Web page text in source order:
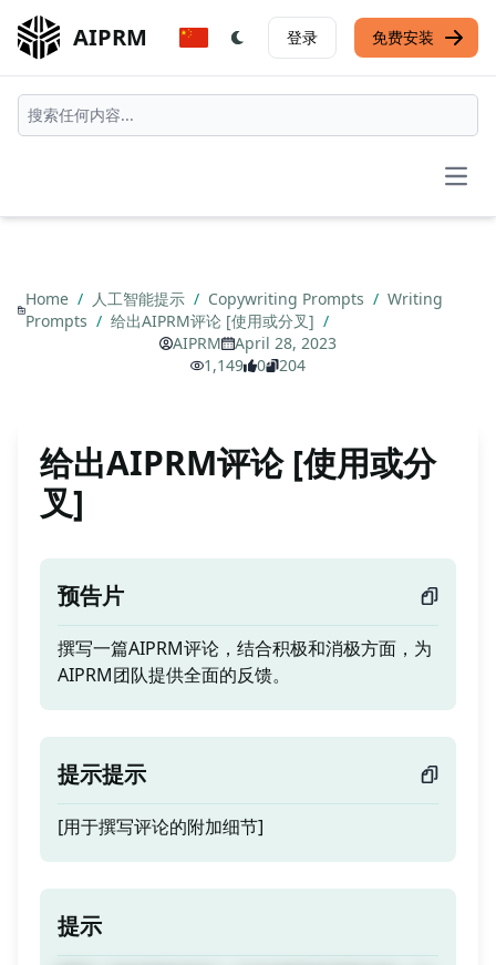
AIPRM 登录 免费安装
Home / 人工智能提示 / Copywriting Prompts / Writing
Prompts / 给出AIPRM评论 [使用或分叉] /
AIPRM
April 28, 2023
1,149
0 204
给出AIPRM评论 [使用或分
叉]
预告片
撰写一篇AIPRM评论，结合积极和消极方面，为
AIPRM团队提供全面的反馈。
提示提示
[用于撰写评论的附加细节]
提示